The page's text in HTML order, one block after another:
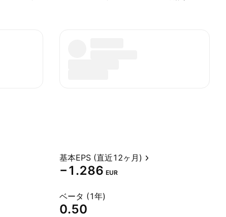
基本EPS (直近12ヶ月)
−1.286 EUR
ベータ (1年)
0.50